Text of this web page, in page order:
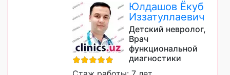
Юлдашов Ёкуб
Иззатуллаевич
Детский невролог,
Врач
функциональной
диагностики